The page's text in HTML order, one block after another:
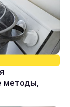
методы,